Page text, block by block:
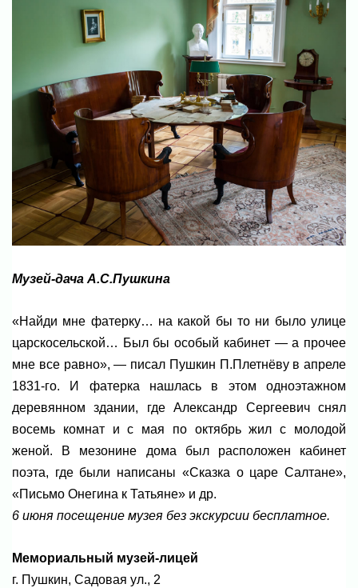
Музей-дача А.С.Пушкина
«Найди мне фатерку… на какой бы то ни было улице
царскосельской… Был бы особый кабинет — а прочее
мне все равно», — писал Пушкин П.Плетнёву в апреле
1831-го. И фатерка нашлась в этом одноэтажном
деревянном здании, где Александр Сергеевич снял
восемь комнат и с мая по октябрь жил с молодой
женой. В мезонине дома был расположен кабинет
поэта, где были написаны «Сказка о царе Салтане»,
«Письмо Онегина к Татьяне» и др.
6 июня посещение музея без экскурсии бесплатное.
Мемориальный музей-лицей
г. Пушкин, Садовая ул., 2